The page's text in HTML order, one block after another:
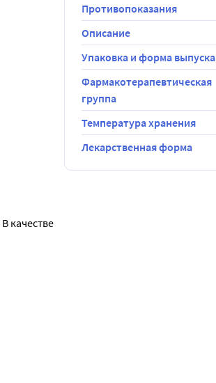
качестве
Противопоказания
Описание
Упаковка и форма выпуска
Фармакотерапевтическая
группа
Температура хранения
Лекарственная форма